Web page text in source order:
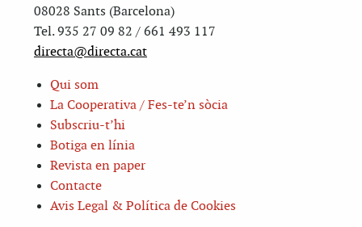
08028 Sants (Barcelona)
Tel. 935 27 09 82 / 661 493 117
directa@directa.cat
Qui som
La Cooperativa / Fes-te’n sòcia
Subscriu-t’hi
Botiga en línia
Revista en paper
Contacte
Avis Legal & Política de Cookies